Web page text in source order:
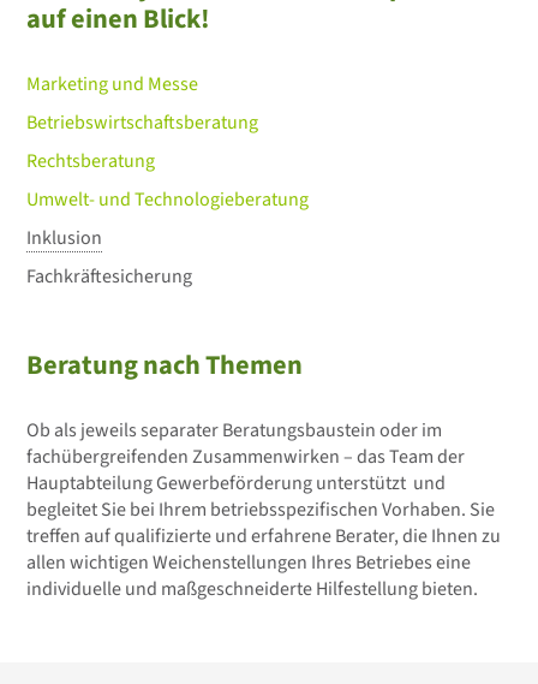
auf einen Blick!
Marketing und Messe
Betriebswirtschaftsberatung
Rechtsberatung
Umwelt- und Technologieberatung
Inklusion
Fachkräftesicherung
Beratung nach Themen
Ob als jeweils separater Beratungsbaustein oder im
fachübergreifenden Zusammenwirken – das Team der
Hauptabteilung Gewerbeförderung unterstützt und
begleitet Sie bei Ihrem betriebsspezifischen Vorhaben. Sie
treffen auf qualifizierte und erfahrene Berater, die Ihnen zu
allen wichtigen Weichenstellungen Ihres Betriebes eine
individuelle und maßgeschneiderte Hilfestellung bieten.